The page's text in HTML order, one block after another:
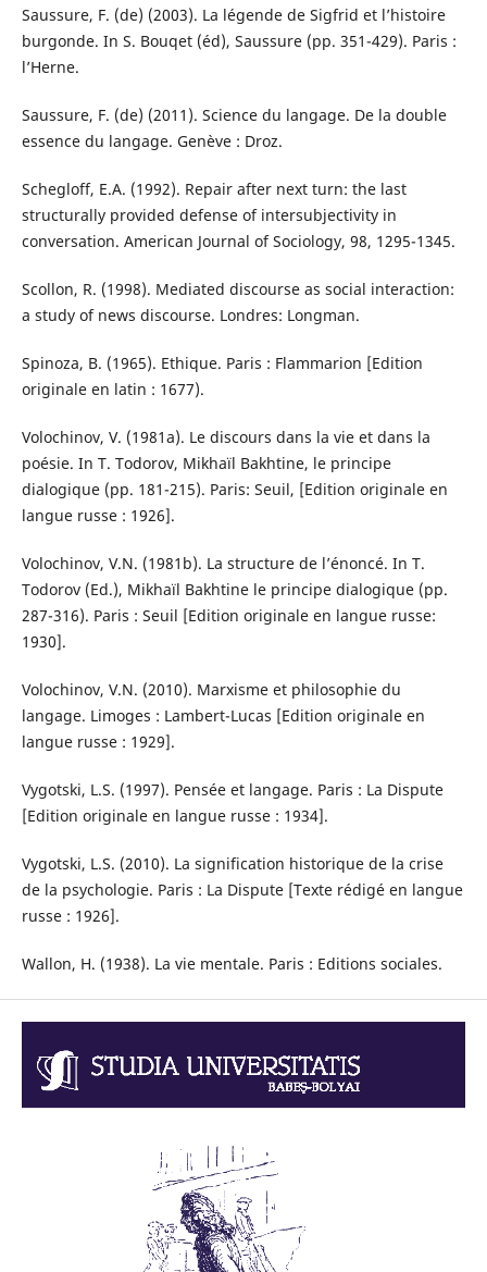
Saussure, F. (de) (2003). La légende de Sigfrid et l’histoire
burgonde. In S. Bouqet (éd), Saussure (pp. 351-429). Paris :
l’Herne.
Saussure, F. (de) (2011). Science du langage. De la double
essence du langage. Genève : Droz.
Schegloff, E.A. (1992). Repair after next turn: the last
structurally provided defense of intersubjectivity in
conversation. American Journal of Sociology, 98, 1295-1345.
Scollon, R. (1998). Mediated discourse as social interaction:
a study of news discourse. Londres: Longman.
Spinoza, B. (1965). Ethique. Paris : Flammarion [Edition
originale en latin : 1677).
Volochinov, V. (1981a). Le discours dans la vie et dans la
poésie. In T. Todorov, Mikhaïl Bakhtine, le principe
dialogique (pp. 181-215). Paris: Seuil, [Edition originale en
langue russe : 1926].
Volochinov, V.N. (1981b). La structure de l’énoncé. In T.
Todorov (Ed.), Mikhaïl Bakhtine le principe dialogique (pp.
287-316). Paris : Seuil [Edition originale en langue russe:
1930].
Volochinov, V.N. (2010). Marxisme et philosophie du
langage. Limoges : Lambert-Lucas [Edition originale en
langue russe : 1929].
Vygotski, L.S. (1997). Pensée et langage. Paris : La Dispute
[Edition originale en langue russe : 1934].
Vygotski, L.S. (2010). La signification historique de la crise
de la psychologie. Paris : La Dispute [Texte rédigé en langue
russe : 1926].
Wallon, H. (1938). La vie mentale. Paris : Editions sociales.